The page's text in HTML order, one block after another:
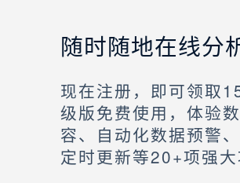
随时随地在线分
现在注册，即可领取
级版免费使用，体验
容、自动化数据预警
定时更新等20+项强